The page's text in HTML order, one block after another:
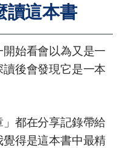
讀這本書
開始看會以為又是一
後會發現它是一本
都在分享記錄帶給
得是這本書中最精